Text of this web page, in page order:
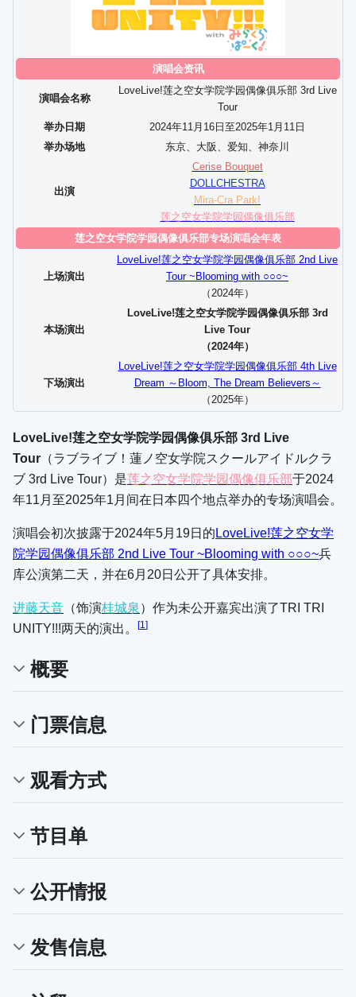
演唱会资讯
演唱会名称
LoveLive!莲之空女学院学园偶像俱乐部 3rd Live
Tour
举办日期
2024年11月16日至2025年1月11日
举办场地
东京、大阪、爱知、神奈川
出演
Cerise Bouquet
DOLLCHESTRA
Mira-Cra Park!
莲之空女学院学园偶像俱乐部
莲之空女学院学园偶像俱乐部专场演唱会年表
上场演出
LoveLive!莲之空女学院学园偶像俱乐部 2nd Live
Tour ~Blooming with ○○○~
（2024年）
本场演出
LoveLive!莲之空女学院学园偶像俱乐部 3rd
Live Tour
（2024年）
下场演出
LoveLive!莲之空女学院学园偶像俱乐部 4th Live
Dream ～Bloom, The Dream Believers～
（2025年）
LoveLive!莲之空女学院学园偶像俱乐部 3rd Live
Tour （ラブライブ！蓮ノ空女学院スクールアイドルクラ
ブ 3rd Live Tour）是莲之空女学院学园偶像俱乐部于2024
年11月至2025年1月间在日本四个地点举办的专场演唱会。
演唱会初次披露于2024年5月19日的 LoveLive!莲之空女学
院学园偶像俱乐部 2nd Live Tour ~Blooming with ○○○~兵
库公演第二天，并在6月20日公开了具体安排。
进藤天音 （饰演桂城泉 ） 作为未公开嘉宾出演了TRI TRI
UNITY!!!两天的演出。
[1 ]
概要
门票信息
观看方式
节目单
公开情报
发售信息